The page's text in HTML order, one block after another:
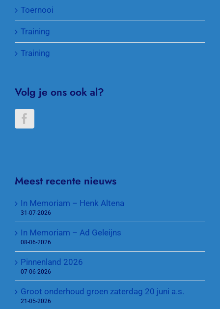
Toernooi
Training
Training
Volg je ons ook al?
Meest recente nieuws
In Memoriam – Henk Altena
31-07-2026
In Memoriam – Ad Geleijns
08-06-2026
Pinnenland 2026
07-06-2026
Groot onderhoud groen zaterdag 20 juni a.s.
21-05-2026